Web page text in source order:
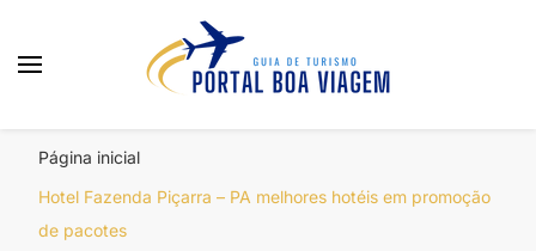
Página inicial
Hotel Fazenda Piçarra – PA melhores hotéis em promoção
de pacotes